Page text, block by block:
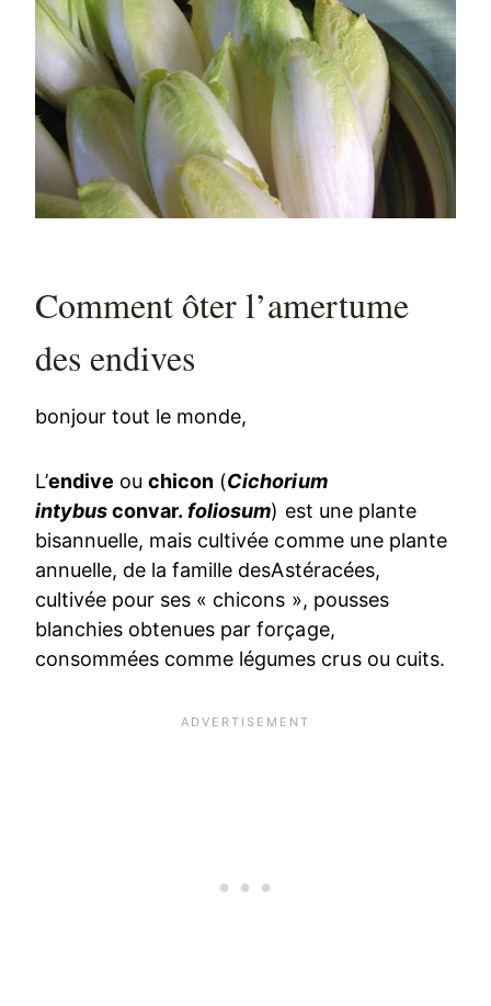
Comment ôter l’amertume
des endives
bonjour tout le monde,
L’endive ouchicon (Cichorium
intybusconvar.foliosum) est une plante
bisannuelle, mais cultivée comme une plante
annuelle, de la famille desAstéracées,
cultivée pour ses « chicons », pousses
blanchies obtenues par forçage,
consommées comme légumes crus ou cuits.